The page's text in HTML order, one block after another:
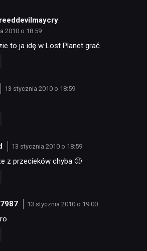
2010 o 18:59
to ja idę w Lost Planet grać
13 stycznia 2010 o 18:59
13 stycznia 2010 o 18:59
z przecieków chyba 🙁
13 stycznia 2010 o 19:00